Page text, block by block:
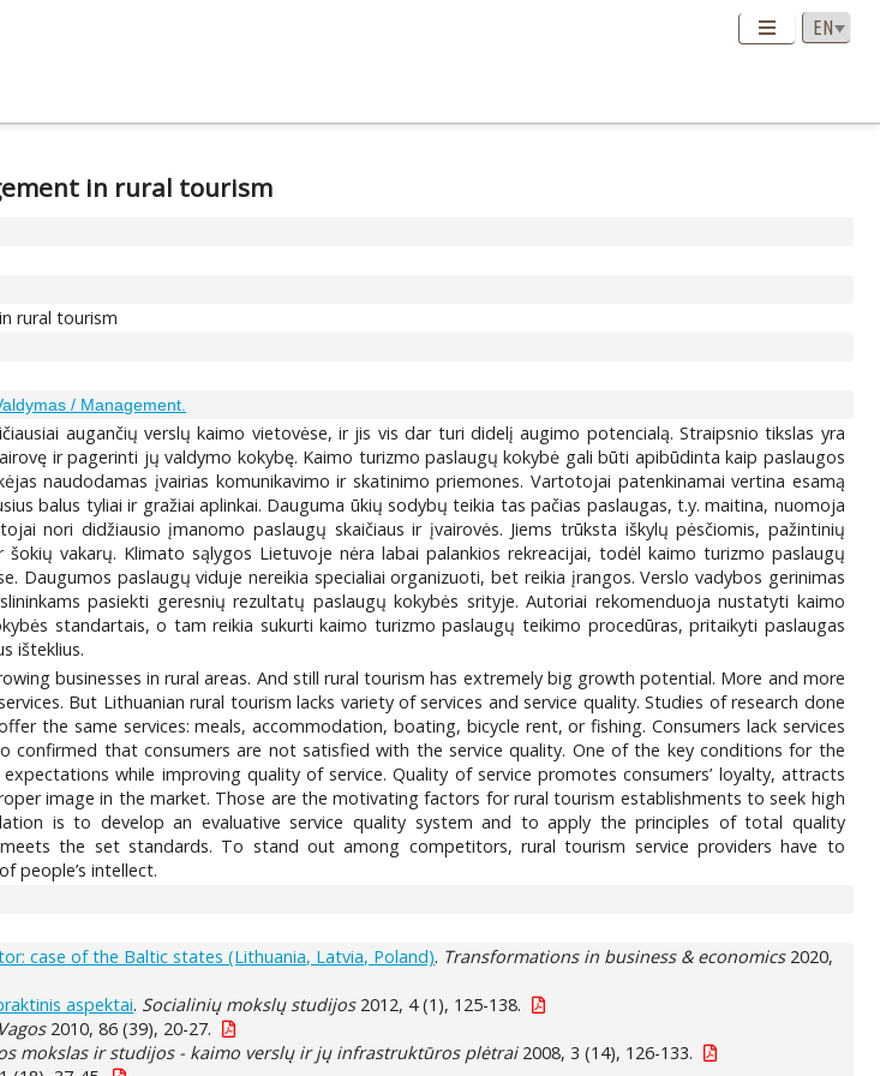
in rural tourism
rural tourism
/ Management.
augančių verslų kaimo vietovėse, ir jis vis dar turi didelį augimo potencialą. Straipsnio tikslas yra
ir pagerinti jų valdymo kokybę. Kaimo turizmo paslaugų kokybė gali būti apibūdinta kaip paslaugos
naudodamas įvairias komunikavimo ir skatinimo priemones. Vartotojai patenkinamai vertina esamą
balus tyliai ir gražiai aplinkai. Dauguma ūkių sodybų teikia tas pačias paslaugas, t.y. maitina, nuomoja
nori didžiausio įmanomo paslaugų skaičiaus ir įvairovės. Jiems trūksta iškylų pėsčiomis, pažintinių
vakarų. Klimato sąlygos Lietuvoje nėra labai palankios rekreacijai, todėl kaimo turizmo paslaugų
Daugumos paslaugų viduje nereikia specialiai organizuoti, bet reikia įrangos. Verslo vadybos gerinimas
pasiekti geresnių rezultatų paslaugų kokybės srityje. Autoriai rekomenduoja nustatyti kaimo
standartais, o tam reikia sukurti kaimo turizmo paslaugų teikimo procedūras, pritaikyti paslaugas
išteklius.
businesses in rural areas. And still rural tourism has extremely big growth potential. More and more
But Lithuanian rural tourism lacks variety of services and service quality. Studies of research done
the same services: meals, accommodation, boating, bicycle rent, or fishing. Consumers lack services
confirmed that consumers are not satisfied with the service quality. One of the key conditions for the
while improving quality of service. Quality of service promotes consumers’ loyalty, attracts
image in the market. Those are the motivating factors for rural tourism establishments to seek high
is to develop an evaluative service quality system and to apply the principles of total quality
the set standards. To stand out among competitors, rural tourism service providers have to
people’s intellect.
case of the Baltic states (Lithuania, Latvia, Poland). Transformations in business & economics2020,
aspektai. Socialinių mokslų studijos2012, 4 (1), 125-138.
Vagos2010, 86 (39), 20-27.
mokslas ir studijos - kaimo verslų ir jų infrastruktūros plėtrai2008, 3 (14), 126-133.